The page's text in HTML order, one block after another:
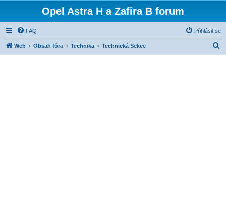
Opel Astra H a Zafira B forum
FAQ Přihlásit se
Web Obsah fóra Technika Technická Sekce